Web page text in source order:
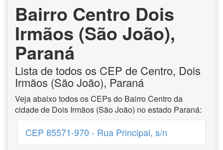
Bairro Centro Dois
Irmãos (São João),
Paraná
Lista de todos os CEP de Centro, Dois
Irmãos (São João), Paraná
Veja abaixo todos os CEPs do Bairro Centro da
cidade de Dois Irmãos (São João) no estado Paraná:
CEP 85571-970 - Rua Principal, s/n